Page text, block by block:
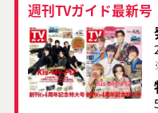
週刊TVガイド最新号